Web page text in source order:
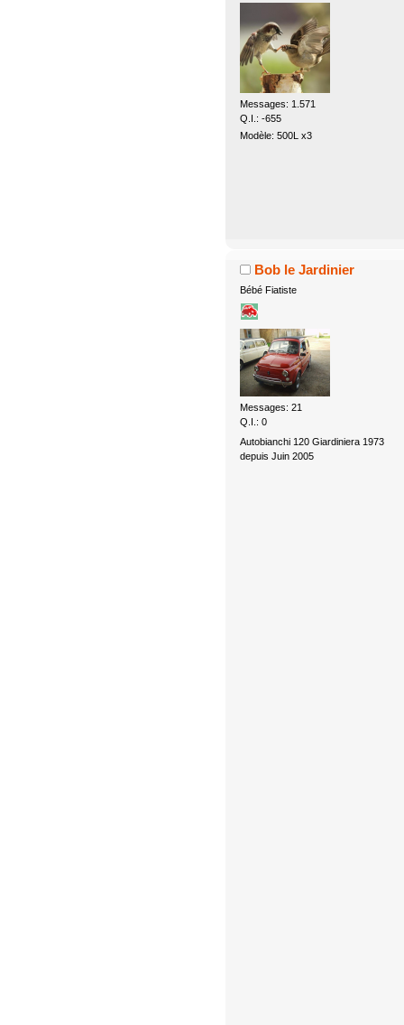
Messages: 1.571
Q.I.: -655
Modèle: 500L x3
Bob le Jardinier
Bébé Fiatiste
Messages: 21
Q.I.: 0
Autobianchi 120 Giardiniera 1973
depuis Juin 2005